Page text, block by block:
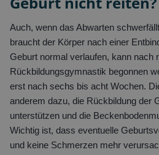
Auch, wenn das Abwarten
braucht der Körper nach einer
Geburt normal verlaufen, kann nach
Rückbildungsgymnastik begonnen
erst nach sechs bis acht Wochen.
anderem dazu, die Rückbildung der
unterstützen und die
Wichtig ist, dass eventuelle
und keine Schmerzen mehr